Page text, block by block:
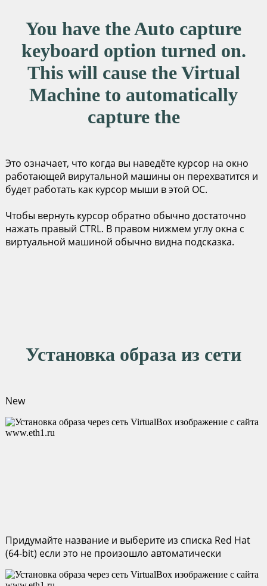
You have the Auto capture
keyboard option turned on.
This will cause the Virtual
Machine to automatically
capture the
Это означает, что когда вы наведёте курсор на окно
работающей вирутальной машины он перехватится и
будет работать как курсор мыши в этой ОС.
Чтобы вернуть курсор обратно обычно достаточно
нажать правый CTRL. В правом нижмем углу окна с
виртуальной машиной обычно видна подсказка.
Установка образа из сети
New
Придумайте название и выберите из списка Red Hat
(64-bit) если это не произошло автоматически